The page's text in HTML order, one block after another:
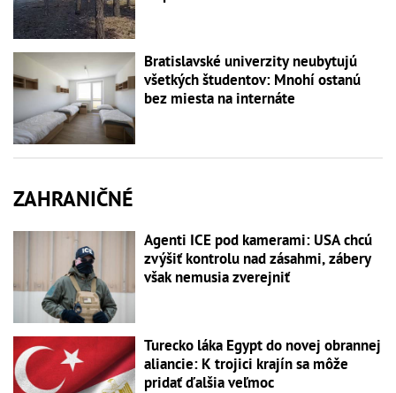
Bratislavské univerzity neubytujú
všetkých študentov: Mnohí ostanú
bez miesta na internáte
ZAHRANIČNÉ
Agenti ICE pod kamerami: USA chcú
zvýšiť kontrolu nad zásahmi, zábery
však nemusia zverejniť
Turecko láka Egypt do novej obrannej
aliancie: K trojici krajín sa môže
pridať ďalšia veľmoc